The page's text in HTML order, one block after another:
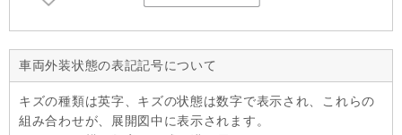
車両外装状態の表記記号について
キズの種類は英字、キズの状態は数字で表示され、これらの
組み合わせが、展開図中に表示されます。